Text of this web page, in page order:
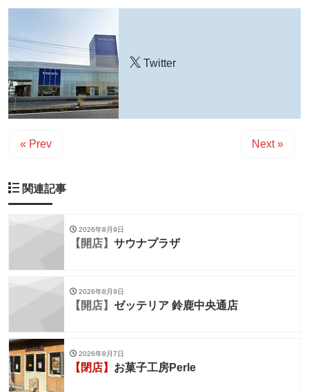
Twitter
« Prev Next »
関連記事
2026年8月9日
【開店】 サウナプラザ
2026年8月9日
【開店】 ゼッテリア 鈴鹿中央通店
2026年8月7日
【閉店】 お菓子工房Perle